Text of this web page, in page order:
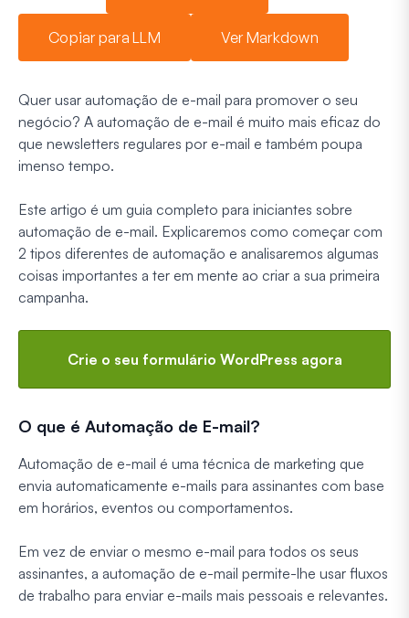
Copiar para LLM Ver Markdown
Quer usar automação de e-mail para promover o seu
negócio? A automação de e-mail é muito mais eficaz do
que newsletters regulares por e-mail e também poupa
imenso tempo.
Este artigo é um guia completo para iniciantes sobre
automação de e-mail. Explicaremos como começar com
2 tipos diferentes de automação e analisaremos algumas
coisas importantes a ter em mente ao criar a sua primeira
campanha.
Crie o seu formulário WordPress agora
O que é Automação de E-mail?
Automação de e-mail é uma técnica de marketing que
envia automaticamente e-mails para assinantes com base
em horários, eventos ou comportamentos.
Em vez de enviar o mesmo e-mail para todos os seus
assinantes, a automação de e-mail permite-lhe usar fluxos
de trabalho para enviar e-mails mais pessoais e relevantes.